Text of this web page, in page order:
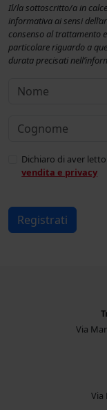
Il/la sottoscritto/a in
informativa ai sensi dell’art. 13 del
consenso al trattamento
particolare riguardo a quelli
durata precisati
Dichiaro di aver
vendita e privacy
Registrati
Via
Via